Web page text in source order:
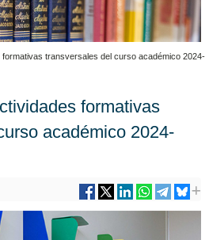
transversales del curso académico 2024-
formativas
académico 2024-